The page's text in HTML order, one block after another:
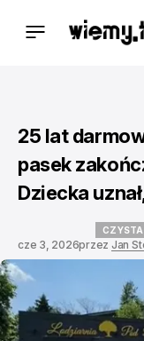
25 lat
pasek
Dziecka
CZYSTA
cze 3, 2026przez Jan